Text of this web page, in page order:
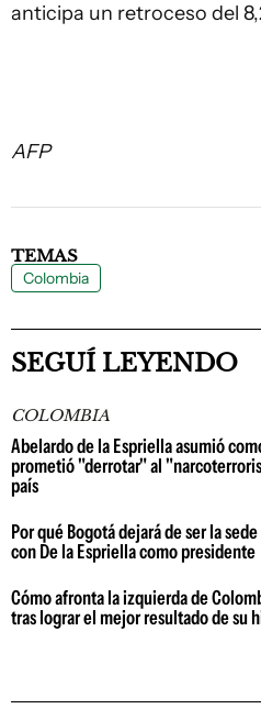
anticipa un retroceso del
AFP
TEMAS
Colombia
SEGUÍ LEYENDO
COLOMBIA
Abelardo de la Espriella asumió
prometió "derrotar" al
país
Por qué Bogotá dejará de ser la
con De la Espriella como presidente
Cómo afronta la izquierda de
tras lograr el mejor resultado de su